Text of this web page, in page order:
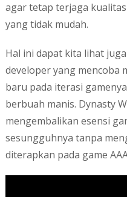
agar tetap terjaga
yang tidak mudah.
Hal ini dapat kita lihat
developer yang mencoba
baru pada iterasi
berbuah manis. Dynasty
mengembalikan esensi
sesungguhnya tanpa
diterapkan pada game